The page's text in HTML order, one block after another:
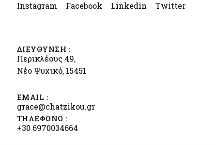
Instagram Facebook Linkedin Twitter
ΔΙΕΥΘΥΝΣΗ :
Περικλέους 49,
Νέο Ψυχικό, 15451
EMAIL :
grace@chatzikou.gr
ΤΗΛΕΦΩΝΟ :
+30 6970034664